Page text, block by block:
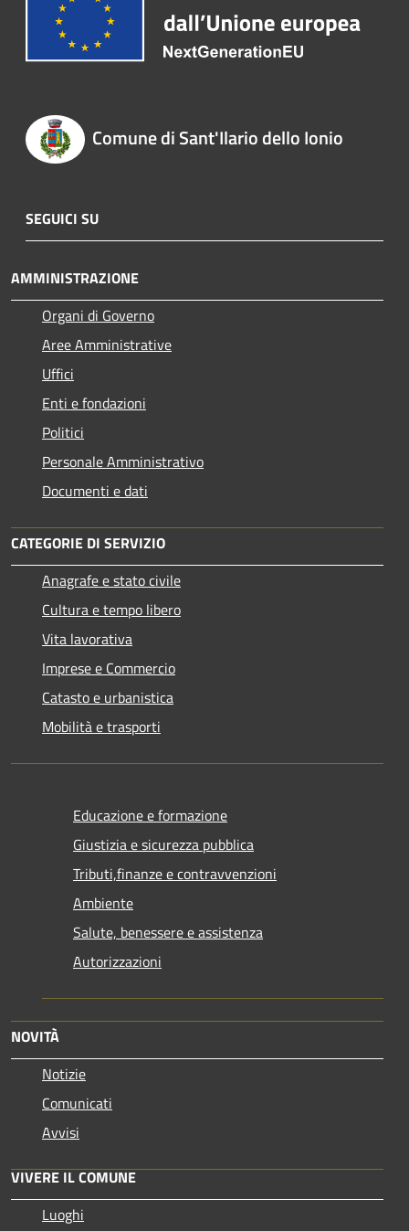
Comune di Sant'Ilario dello Ionio
SEGUICI SU
AMMINISTRAZIONE
Organi di Governo
Aree Amministrative
Uffici
Enti e fondazioni
Politici
Personale Amministrativo
Documenti e dati
CATEGORIE DI SERVIZIO
Anagrafe e stato civile
Cultura e tempo libero
Vita lavorativa
Imprese e Commercio
Catasto e urbanistica
Mobilità e trasporti
Educazione e formazione
Giustizia e sicurezza pubblica
Tributi,finanze e contravvenzioni
Ambiente
Salute, benessere e assistenza
Autorizzazioni
NOVITÀ
Notizie
Comunicati
Avvisi
VIVERE IL COMUNE
Luoghi